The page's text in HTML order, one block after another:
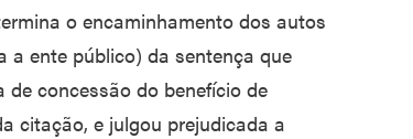
o encaminhamento dos autos
ente público) da sentença que
concessão do benefício de
citação, e julgou prejudicada a